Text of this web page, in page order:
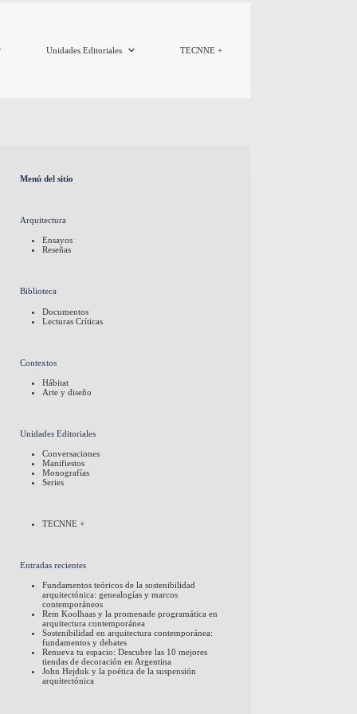
Unidades Editoriales TECNNE +
Menú del sitio
Arquitectura
Ensayos
Reseñas
Biblioteca
Documentos
Lecturas Críticas
Contextos
Hábitat
Arte y diseño
Unidades Editoriales
Conversaciones
Manifiestos
Monografías
Series
TECNNE +
Entradas recientes
Fundamentos teóricos de la sostenibilidad
arquitectónica: genealogías y marcos
contemporáneos
Rem Koolhaas y la promenade programática en
arquitectura contemporánea
Sostenibilidad en arquitectura contemporánea:
fundamentos y debates
Renueva tu espacio: Descubre las 10 mejores
tiendas de decoración en Argentina
John Hejduk y la poética de la suspensión
arquitectónica